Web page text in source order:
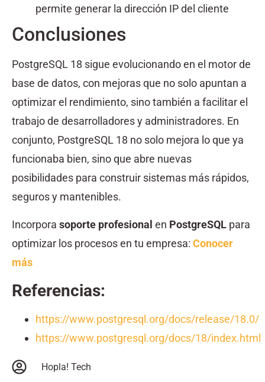
permite generar la dirección IP del cliente
Conclusiones
PostgreSQL 18 sigue evolucionando en el motor de
base de datos, con mejoras que no solo apuntan a
optimizar el rendimiento, sino también a facilitar el
trabajo de desarrolladores y administradores. En
conjunto, PostgreSQL 18 no solo mejora lo que ya
funcionaba bien, sino que abre nuevas
posibilidades para construir sistemas más rápidos,
seguros y mantenibles.
Incorpora soporte profesional en PostgreSQL para
optimizar los procesos en tu empresa: Conocer
más
Referencias:
https://www.postgresql.org/docs/release/18.0/
https://www.postgresql.org/docs/18/index.html
Hopla! Tech